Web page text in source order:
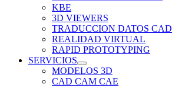
KBE
3D VIEWERS
TRADUCCION DATOS CAD
REALIDAD VIRTUAL
RAPID PROTOTYPING
SERVICIOS
MODELOS 3D
CAD CAM CAE